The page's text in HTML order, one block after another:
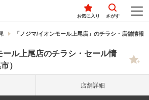
お気に入り さがす
「ノジマ/イオンモール上尾店」のチラシ・店舗情報
ール上尾店のチラシ・セール情
）
店舗詳細